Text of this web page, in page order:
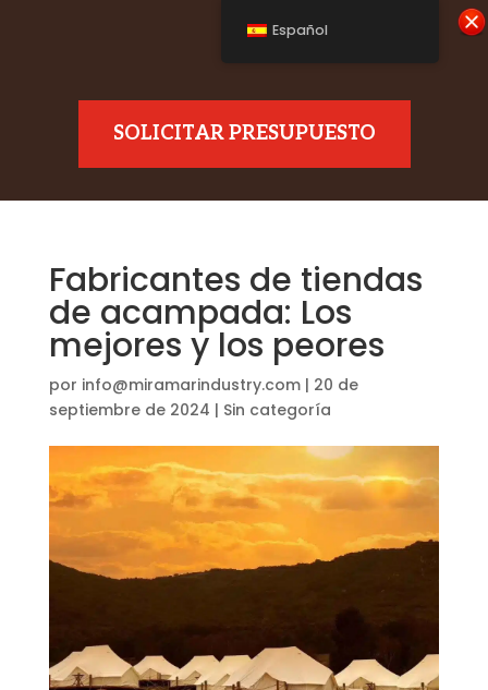
SOLICITAR PRESUPUESTO
Fabricantes de tiendas
de acampada: Los
mejores y los peores
por info@miramarindustry.com| 20 de
septiembre de 2024 | Sin categoría
Español